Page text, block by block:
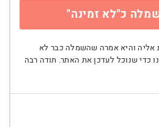
כ"לא זמינה"
אליה והיא אמרה שהשמלה כבר לא
כדי שנוכל לעדכן את האתר. תודה רבה